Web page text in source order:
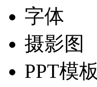
字体
摄影图
PPT模板